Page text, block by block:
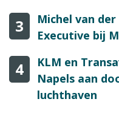
3
Michel van
Executive bij
4
KLM en
Napels aan
luchthaven